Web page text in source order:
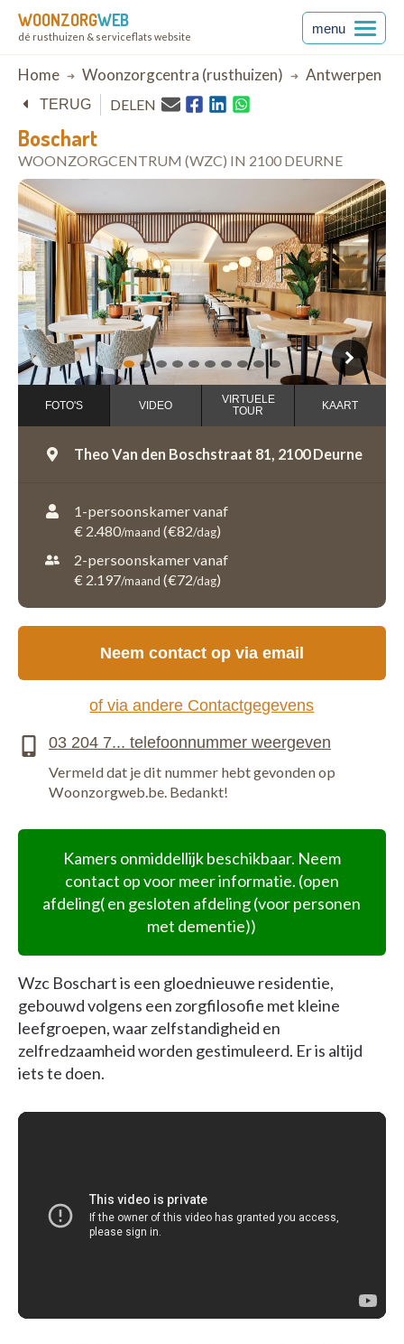
WOONZORGWEB
dé rusthuizen & serviceflats website
menu
Breadcrumb
Home Woonzorgcentra (rusthuizen) Antwerpen
Boschart
WOONZORGCENTRUM (WZC) IN 2100 DEURNE
TERUG DELEN
1 2 3 4 5 6 7 8 9 10
open in Google Maps
FOTO'S VIDEO
VIRTUELE
TOUR
KAART
Theo Van den Boschstraat 81, 2100 Deurne
1-persoonskamer vanaf
€ 2.480/maand (€82/dag)
2-persoonskamer vanaf
€ 2.197/maand (€72/dag)
Kamers onmiddellijk beschikbaar. Neem
contact op voor meer informatie. (open
afdeling( en gesloten afdeling (voor personen
met dementie))
Wzc Boschart is een gloednieuwe residentie,
gebouwd volgens een zorgfilosofie met kleine
leefgroepen, waar zelfstandigheid en
zelfredzaamheid worden gestimuleerd. Er is altijd
iets te doen.
Neem contact op via email
of via andere Contactgegevens
Vermeld dat je dit nummer hebt gevonden op
Woonzorgweb.be. Bedankt!